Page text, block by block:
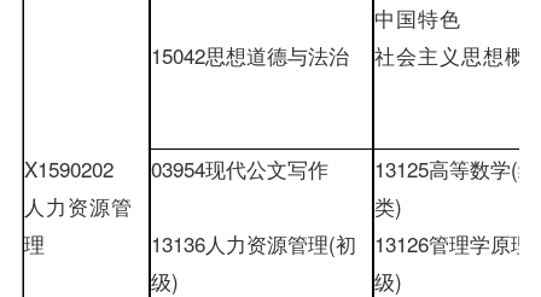
中国特色
15042思想道德与法治 社会主义思想概
X1590202
人力资源管
理
03954现代公文写作 13125高等数学(
类)
13136人力资源管理(初
级)
13126管理学原理
级)